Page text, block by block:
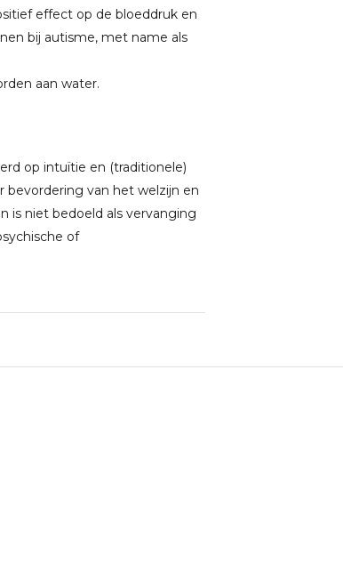
effect op de bloeddruk en
bij autisme, met name als
aan water.
op intuïtie en (traditionele)
bevordering van het welzijn en
is niet bedoeld als vervanging
of